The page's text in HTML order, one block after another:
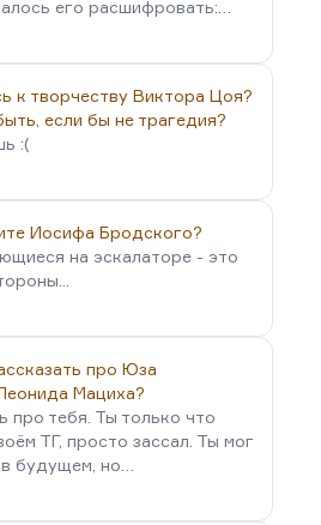
его расшифровать:…
к творчеству Виктора Цоя?
если бы не трагедия?
:(
Иосифа Бродского?
на эскалаторе - это
про Юза
Мациха?
про тебя. Ты только что
ТГ, просто зассал. Ты мог
будущем, но…